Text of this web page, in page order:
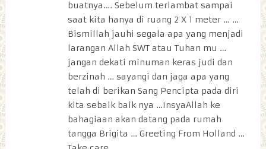
buatnya…. Sebelum terlambat sampai
saat kita hanya di ruang 2 X 1 meter … …
Bismillah jauhi segala apa yang menjadi
larangan Allah SWT atau Tuhan mu …
jangan dekati minuman keras judi dan
berzinah … sayangi dan jaga apa yang
telah di berikan Sang Pencipta pada diri
kita sebaik baik nya …InsyaAllah ke
bahagiaan akan datang pada rumah
tangga Brigita … Greeting From Holland …